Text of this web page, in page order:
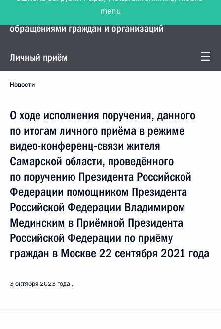
Управление Президента по работе с
обращениями граждан и организаций
Личный приём
Новости
О ходе исполнения поручения, данного
по итогам личного приёма в режиме
видео-конференц-связи жителя
Самарской области, проведённого
по поручению Президента Российской
Федерации помощником Президента
Российской Федерации Владимиром
Мединским в Приёмной Президента
Российской Федерации по приёму
граждан в Москве 22 сентября 2021 года
3 октября 2023 года
menu